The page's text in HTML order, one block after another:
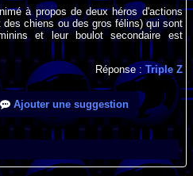
à propos de deux héros d'actions
chiens ou des gros félins) qui sont
et leur boulot secondaire est
Réponse : Triple Z
Ajouter une suggestion